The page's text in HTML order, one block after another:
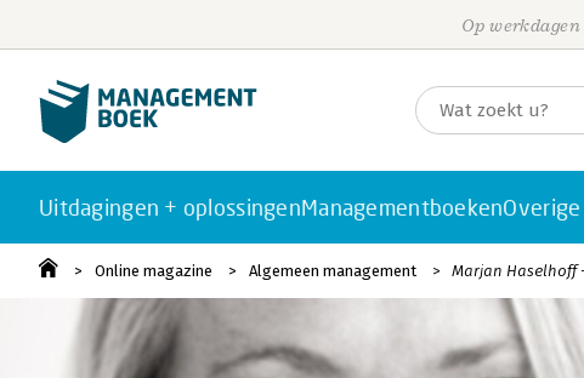
Op
Uitdagingen + oplossingenManagementboeken
Online magazine Algemeen management Marjan Haselhoff